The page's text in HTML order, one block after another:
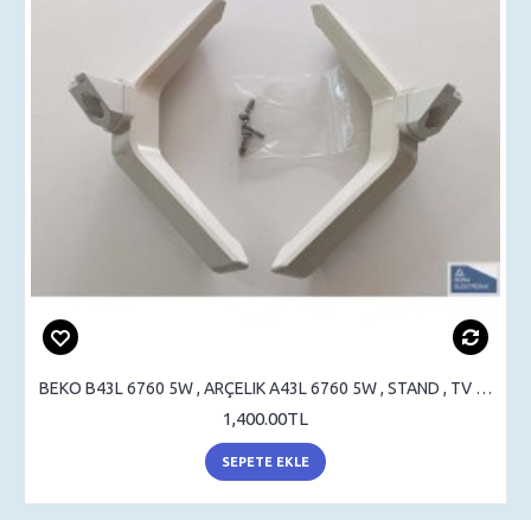
BEKO B43L 6760 5W , ARÇELIK A43L 6760 5W , STAND , TV AYAK , SEHPA AYAK
1,400.00TL
SEPETE EKLE